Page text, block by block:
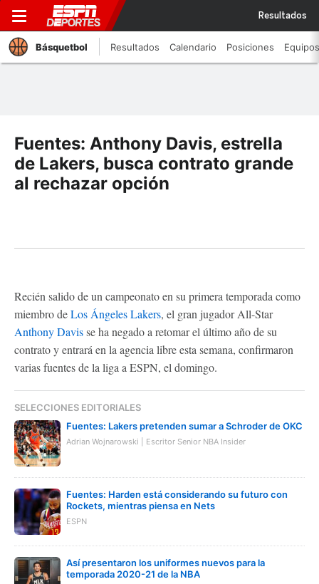
Resultados
Básquetbol Resultados Calendario Posiciones Equipos
Fuentes: Anthony Davis, estrella
de Lakers, busca contrato grande
al rechazar opción
Recién salido de un campeonato en su primera temporada como
miembro deLos Ángeles Lakers, el gran jugador All-Star
Anthony Davisse ha negado a retomar el último año de su
contrato y entrará en la agencia libre esta semana, confirmaron
varias fuentes de la liga a ESPN, el domingo.
SELECCIONES EDITORIALES
Fuentes: Lakers pretenden sumar a Schroder de OKC
Adrian Wojnarowski | Escritor Senior NBA Insider
Fuentes: Harden está considerando su futuro con
Rockets, mientras piensa en Nets
ESPN
Así presentaron los uniformes nuevos para la
temporada 2020-21 de la NBA